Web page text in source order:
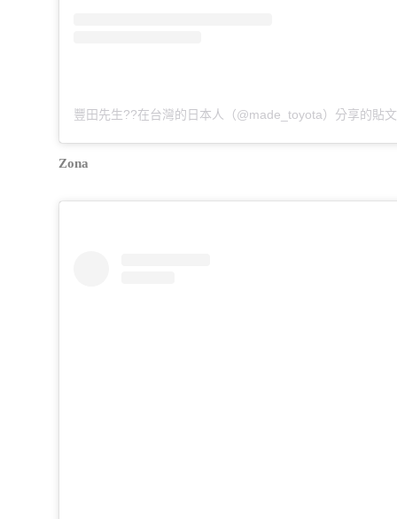
豐田先生??在台灣的日本人（@made_toyota）分享的貼文
Zona